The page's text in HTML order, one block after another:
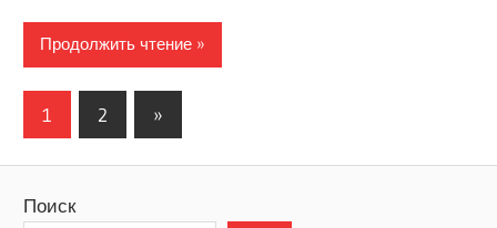
Продолжить чтение
Пагинация
1 2
Следующие
записи
»
Поиск